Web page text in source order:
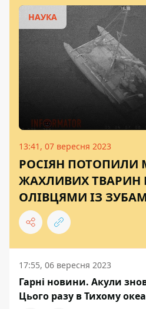
НАУКА
13:41, 07 вересня 2023
РОСІЯН ПОТОПИЛИ
ЖАХЛИВИХ ТВАРИН
ОЛІВЦЯМИ ІЗ
17:55, 06 вересня 2023
Гарні новини. Акули
Цього разу в Тихому